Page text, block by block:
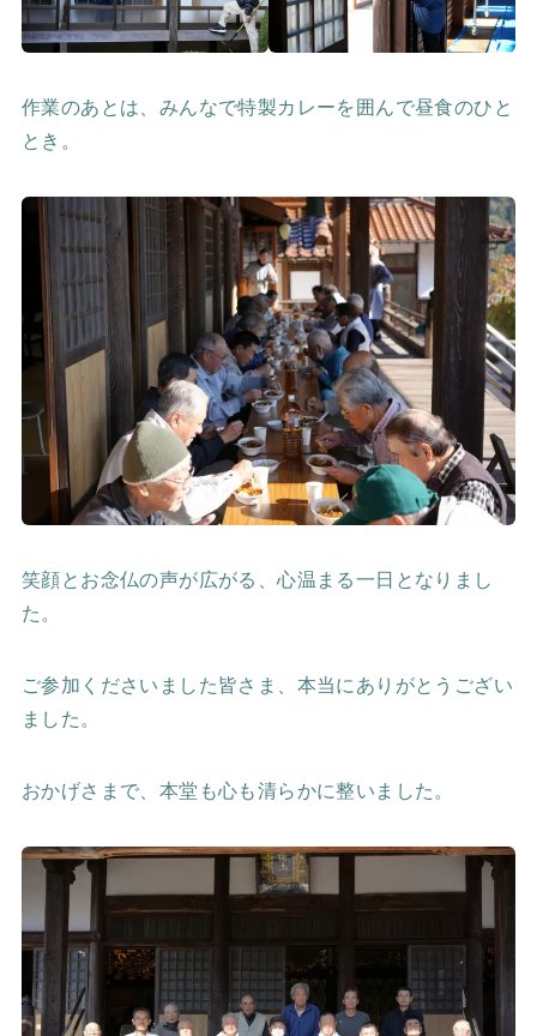
作業のあとは、みんなで特製カレーを囲んで昼食のひと
とき。
笑顔とお念仏の声が広がる、心温まる一日となりまし
た。
ご参加くださいました皆さま、本当にありがとうござい
ました。
おかげさまで、本堂も心も清らかに整いました。